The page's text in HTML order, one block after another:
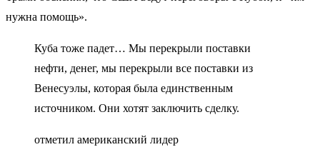
нужна помощь».
Куба тоже падет… Мы перекрыли поставки
нефти, денег, мы перекрыли все поставки из
Венесуэлы, которая была единственным
источником. Они хотят заключить сделку.
отметил американский лидер